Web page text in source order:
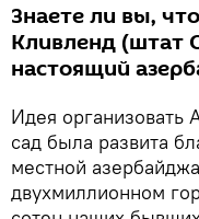
Знаете ли вы,
Кливленд (штат
настоящий
Идея организовать
сад была развита
местной
двухмиллионном